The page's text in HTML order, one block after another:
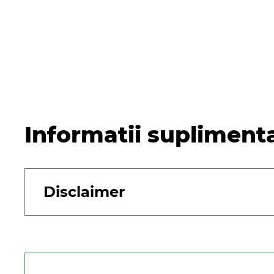
Informatii
Disclaimer